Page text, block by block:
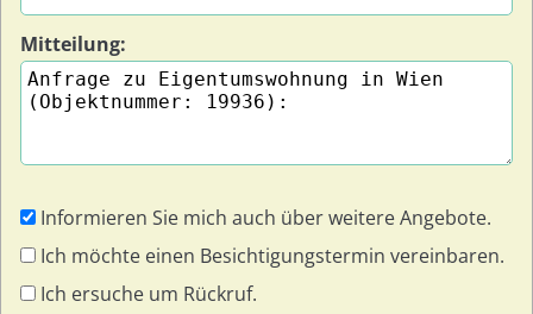
Mitteilung:
Informieren Sie mich auch über weitere Angebote.
Ich möchte einen Besichtigungstermin vereinbaren.
Ich ersuche um Rückruf.